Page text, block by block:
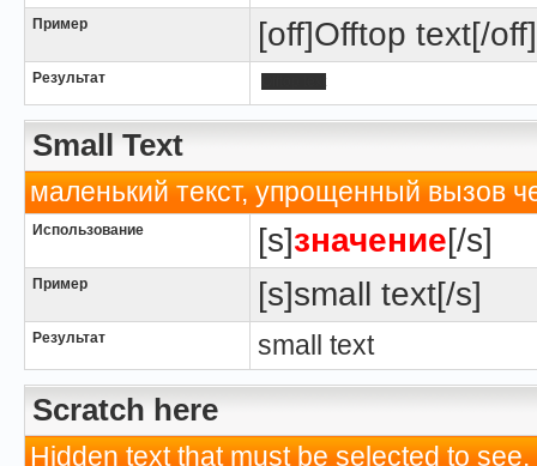
Пример [off]Offtop text[/off]
Результат
Small Text
маленький текст, упрощенный вызов
Использование [s]значение[/s]
Пример [s]small text[/s]
Результат small text
Scratch here
Hidden text that must be selected to see.